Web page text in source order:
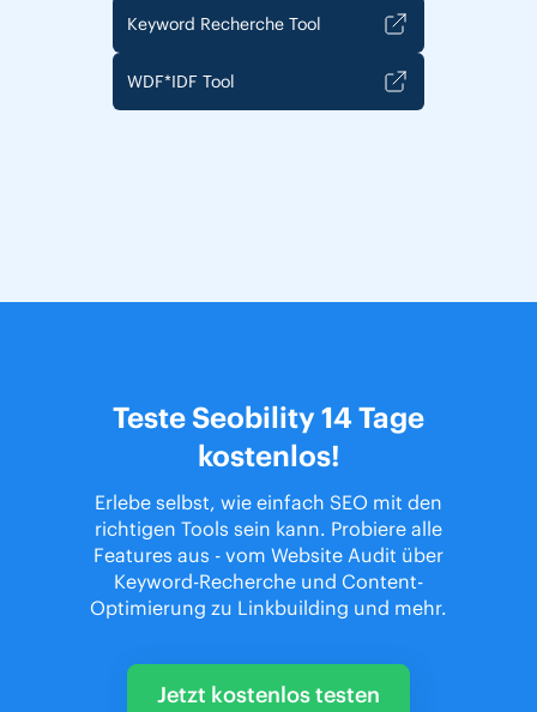
Keyword Recherche Tool
WDF*IDF Tool
Teste Seobility 14 Tage
kostenlos!
Erlebe selbst, wie einfach SEO mit den
richtigen Tools sein kann. Probiere alle
Features aus - vom Website Audit über
Keyword-Recherche und Content-
Optimierung zu Linkbuilding und mehr.
Jetzt kostenlos testen